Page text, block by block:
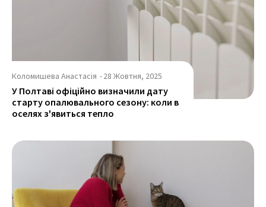
Коломишева Анастасія -28 Жовтня, 2025
У Полтаві офіційно визначили дату
старту опалювального сезону: коли в
оселях з'явиться тепло